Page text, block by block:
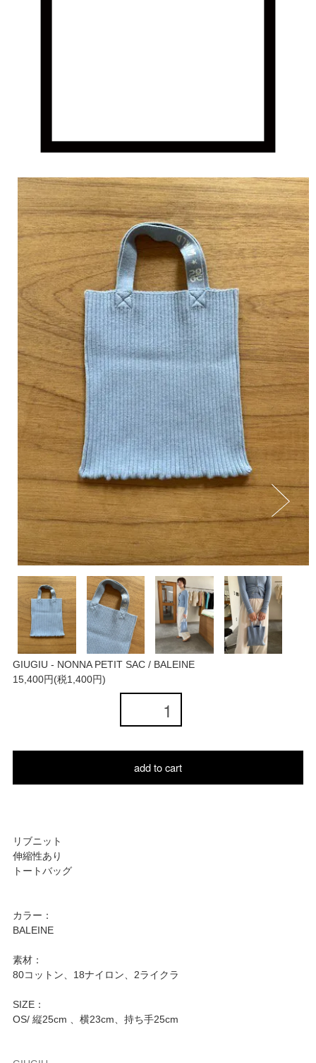
GIUGIU - NONNA PETIT SAC / BALEINE
15,400円(税1,400円)
add to cart
リブニット
伸縮性あり
トートバッグ
カラー：
BALEINE
素材：
80コットン、18ナイロン、2ライクラ
SIZE：
OS/ 縦25cm 、横23cm、持ち手25cm